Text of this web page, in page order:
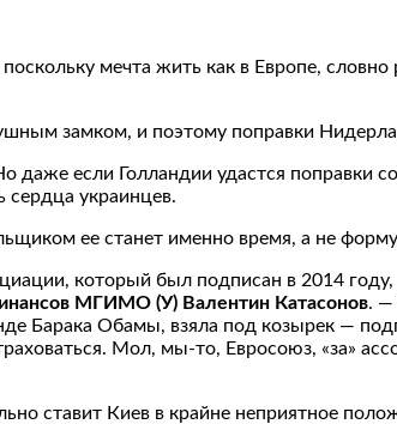
мечта жить как в Европе, словно
замком, и поэтому поправки
даже если Голландии удастся поправки
сердца украинцев.
ее станет именно время, а не
который был подписан в 2014
МГИМО (У) Валентин Катасонов. —
Барака Обамы, взяла под козырек —
Мол, мы-то, Евросоюз, «за»
ставит Киев в крайне неприятное